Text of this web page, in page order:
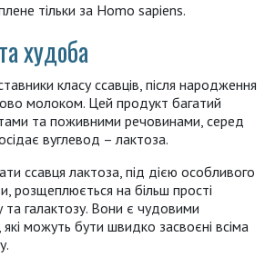
тільки за Homo sapiens.
худоба
класу ссавців, після народження
молоком. Цей продукт багатий
та поживними речовинами, серед
вуглевод – лактоза.
ссавця лактоза, під дією особливого
розщеплюється на більш прості
та галактозу. Вони є чудовими
можуть бути швидко засвоєні всіма